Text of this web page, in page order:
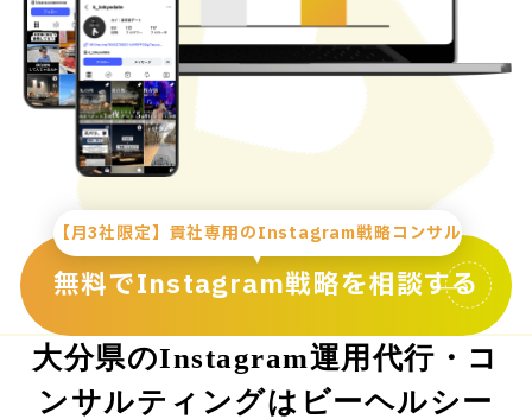
【月3社限定】貴社専用のInstagram戦略コンサル
無料でInstagram戦略を相談する
大分県のInstagram運用代行・コ
ンサルティングはビーヘルシー